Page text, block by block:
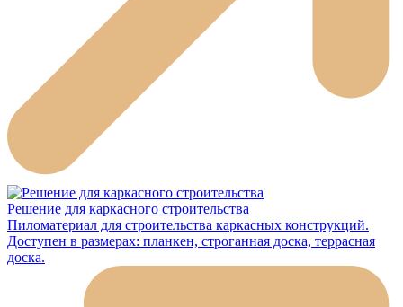
Решение для каркасного строительства
Пиломатериал для строительства каркасных конструкций.
Доступен в размерах: планкен, строганная доска, террасная
доска.